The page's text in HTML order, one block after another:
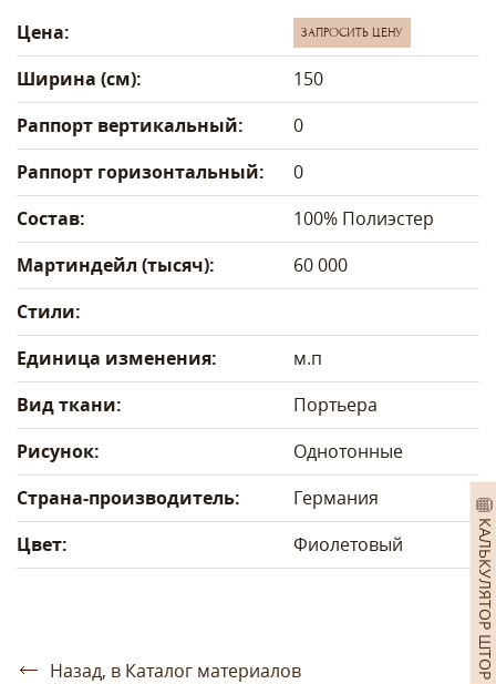
КАЛЬКУЛЯТОР ШТОР
Цена: ЗАПРОСИТЬ ЦЕНУ
Ширина (см):
150
Раппорт вертикальный:
0
Раппорт горизонтальный:
0
Состав:
100% Полиэстер
Мартиндейл (тысяч):
60 000
Стили:
Единица изменения:
м.п
Вид ткани:
Портьера
Рисунок:
Однотонные
Страна-производитель:
Германия
Цвет:
Фиолетовый
Назад, в Каталог материалов